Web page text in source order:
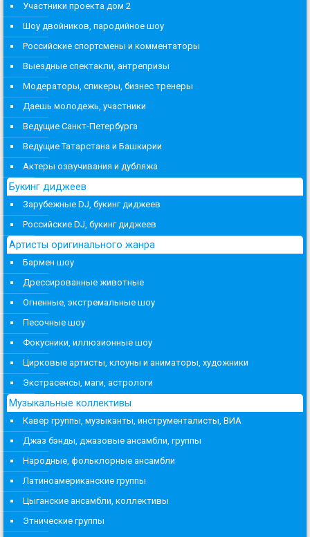
Участники проекта дом 2
Шоу двойников, пародийное шоу
Российские спортсмены и комментаторы
Выездные спектакли, антрепризы
Модераторы, спикеры, бизнес тренеры
Даешь молодежь, участники
Ведущие Санкт-Петербурга
Ведущие Татарстана и Башкирии
Актеры озвучивания и дубляжа
Букинг диджеев
Зарубежные DJ, букинг диджеев
Российские DJ, букинг диджеев
Артисты оригинального жанра
Бармен шоу
Дрессированные животные
Огненные, экстремальные шоу
Песочные шоу
Фокусники, иллюзионные шоу
Цирковые артисты, клоуны и аниматоры, художники
Экстрасенсы, маги, астрологи
Музыкальные коллективы
Кавер группы, музыканты, инструменталисты, ВИА
Джаз бэнды, джазовые ансамбли, группы
Народные, фольклорные ансамбли
Латиноамериканские группы
Цыганские ансамбли, коллективы
Этнические группы